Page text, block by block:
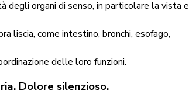
degli organi di senso, in particolare la vista e
liscia, come intestino, bronchi, esofago,
delle loro funzioni.
Dolore silenzioso.